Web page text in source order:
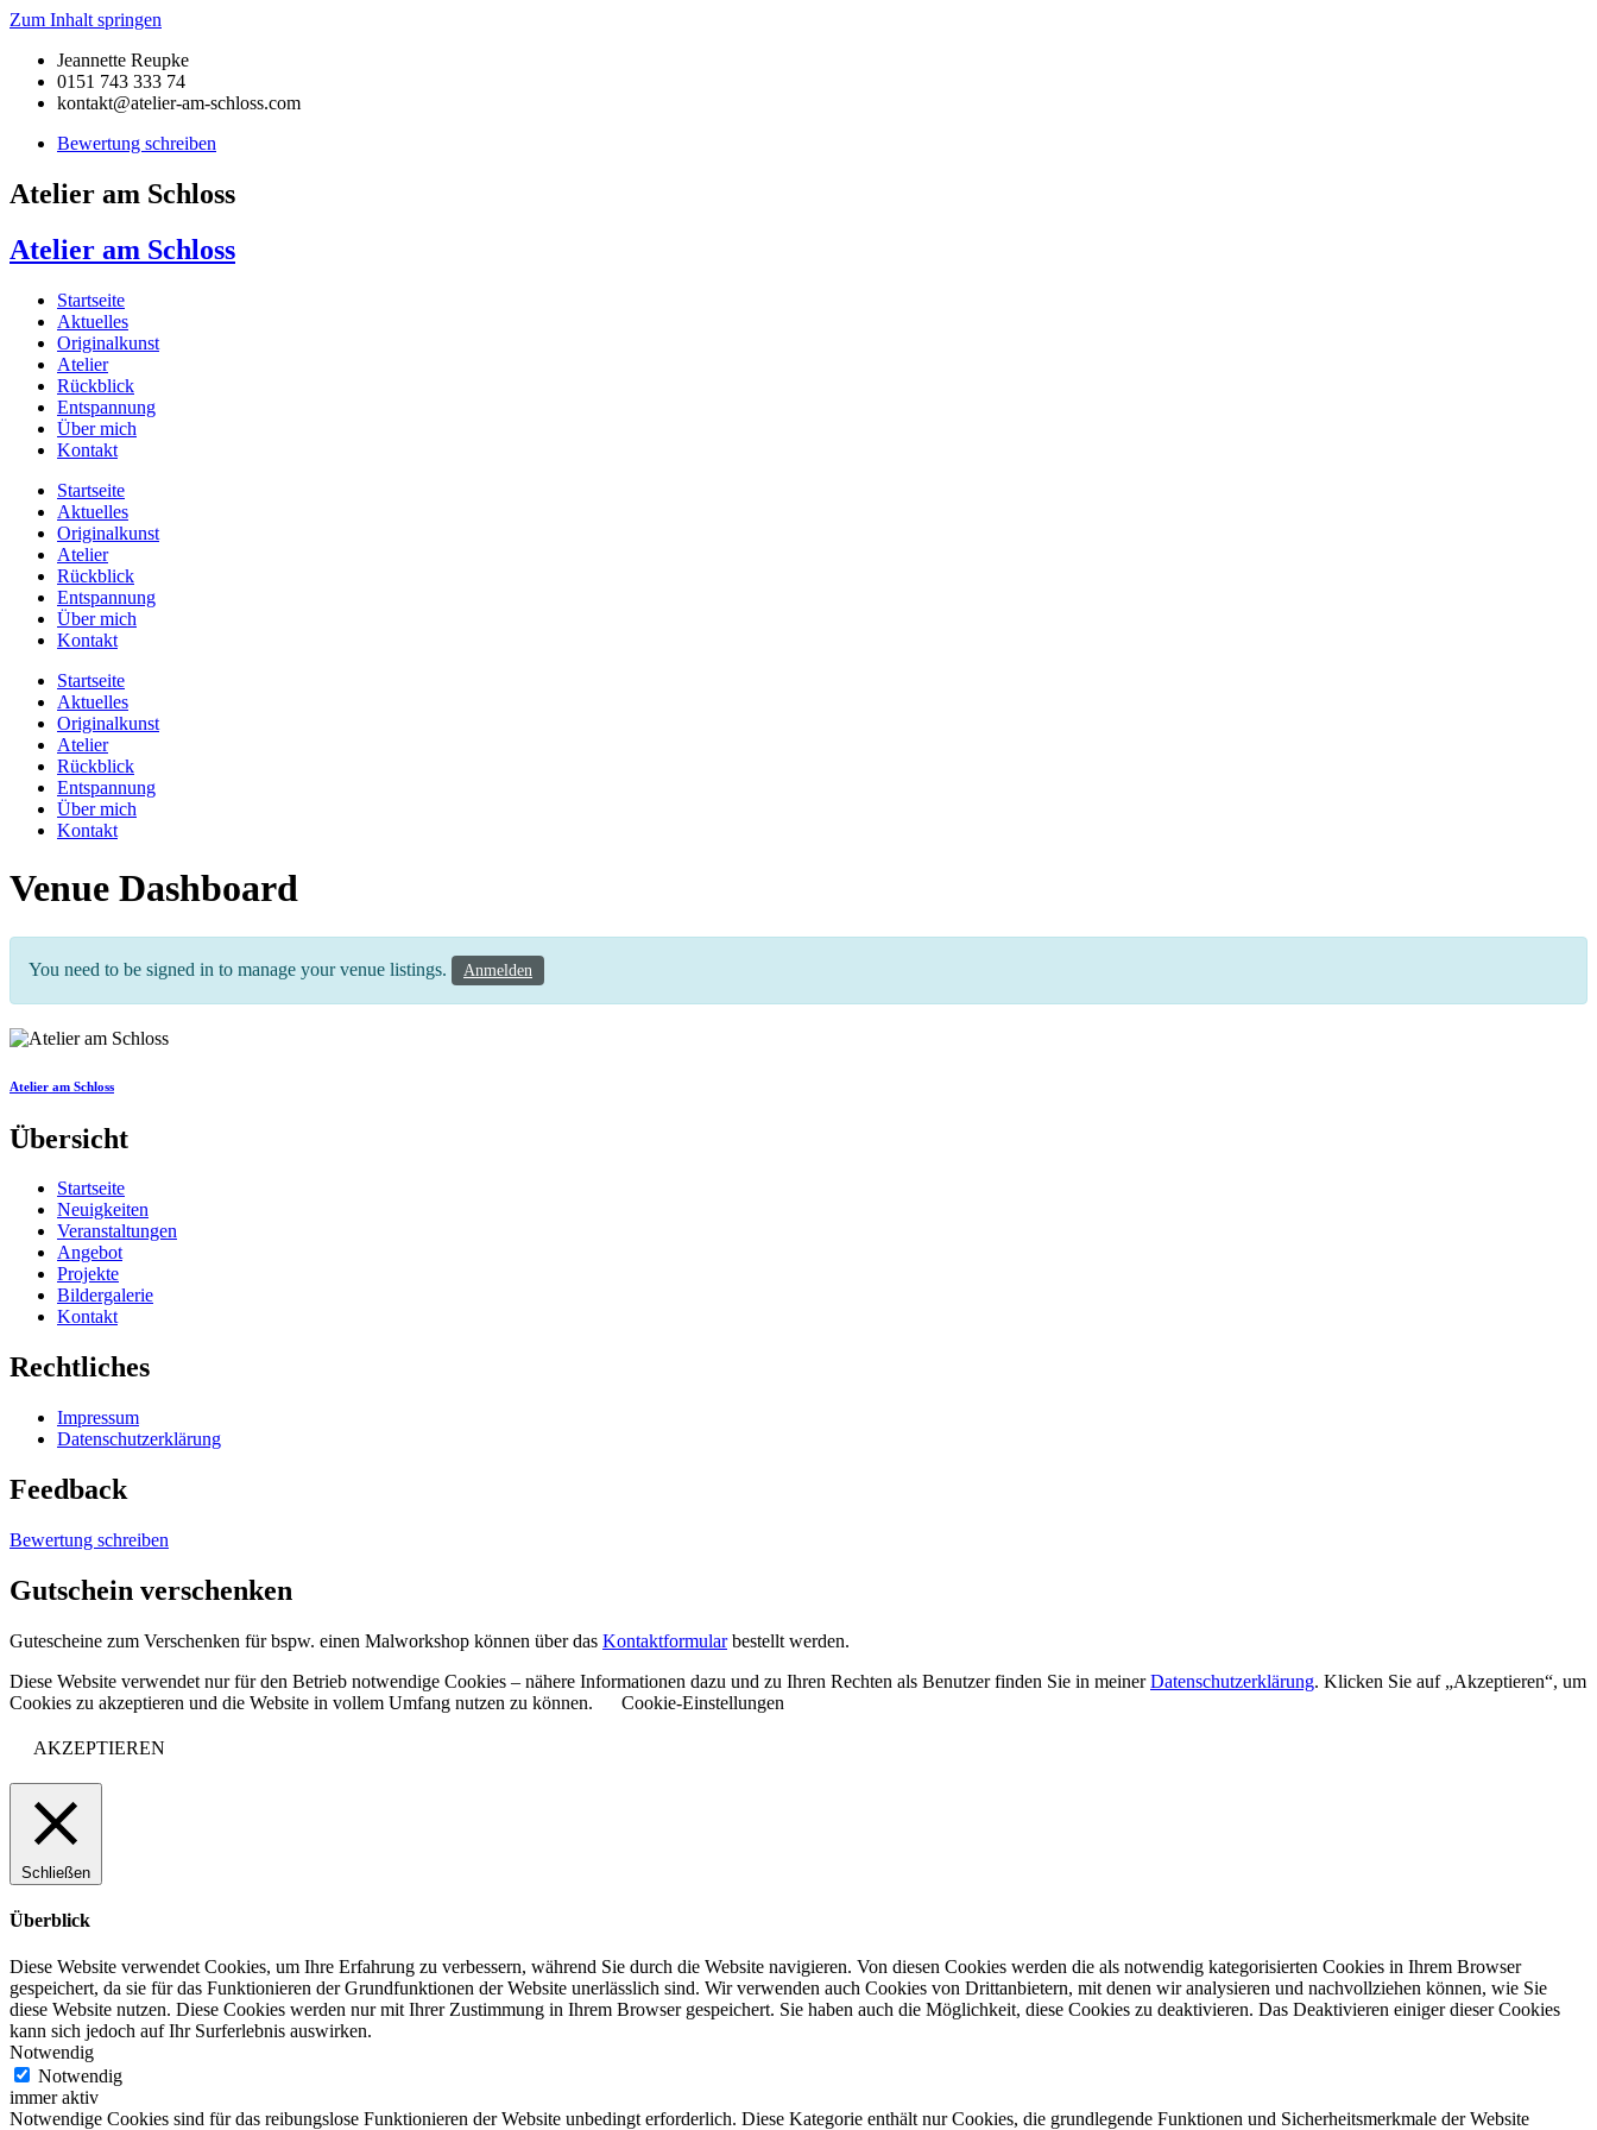
Zum Inhalt springen
Jeannette Reupke
0151 743 333 74
kontakt@atelier-am-schloss.com
Bewertung schreiben
Atelier am Schloss
Atelier am Schloss
Startseite
Aktuelles
Originalkunst
Atelier
Rückblick
Entspannung
Über mich
Kontakt
Startseite
Aktuelles
Originalkunst
Atelier
Rückblick
Entspannung
Über mich
Kontakt
Startseite
Aktuelles
Originalkunst
Atelier
Rückblick
Entspannung
Über mich
Kontakt
Venue Dashboard
You need to be signed in to manage your venue listings. Anmelden
Atelier am Schloss
Übersicht
Startseite
Neuigkeiten
Veranstaltungen
Angebot
Projekte
Bildergalerie
Kontakt
Rechtliches
Impressum
Datenschutzerklärung
Feedback
Bewertung schreiben
Gutschein verschenken
Gutescheine zum Verschenken für bspw. einen Malworkshop können über das Kontaktformularbestellt werden.
Diese Website verwendet nur für den Betrieb notwendige Cookies – nähere Informationen dazu und zu Ihren Rechten als Benutzer finden Sie in meinerDatenschutzerklärung. Klicken Sie auf „Akzeptieren“, um
Cookies zu akzeptieren und die Website in vollem Umfang nutzen zu können.
Cookie-Einstellungen
AKZEPTIEREN
Schließen
Überblick
Diese Website verwendet Cookies, um Ihre Erfahrung zu verbessern, während Sie durch die Website navigieren. Von diesen Cookies werden die als notwendig kategorisierten Cookies in Ihrem Browser
gespeichert, da sie für das Funktionieren der Grundfunktionen der Website unerlässlich sind. Wir verwenden auch Cookies von Drittanbietern, mit denen wir analysieren und nachvollziehen können, wie Sie
diese Website nutzen. Diese Cookies werden nur mit Ihrer Zustimmung in Ihrem Browser gespeichert. Sie haben auch die Möglichkeit, diese Cookies zu deaktivieren. Das Deaktivieren einiger dieser Cookies
kann sich jedoch auf Ihr Surferlebnis auswirken.
Notwendig
Notwendig
immer aktiv
Notwendige Cookies sind für das reibungslose Funktionieren der Website unbedingt erforderlich. Diese Kategorie enthält nur Cookies, die grundlegende Funktionen und Sicherheitsmerkmale der Website